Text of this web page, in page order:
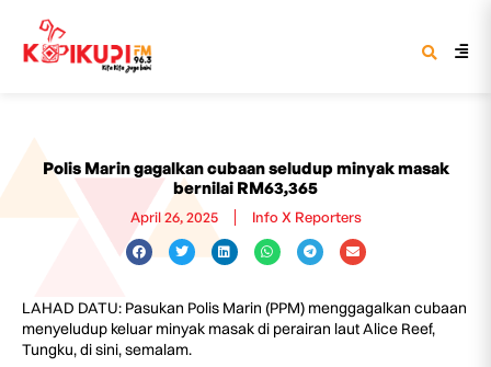
Polis Marin gagalkan cubaan seludup minyak masak
bernilai RM63,365
April 26, 2025 Info X Reporters
LAHAD DATU: Pasukan Polis Marin (PPM) menggagalkan cubaan
menyeludup keluar minyak masak di perairan laut Alice Reef,
Tungku, di sini, semalam.